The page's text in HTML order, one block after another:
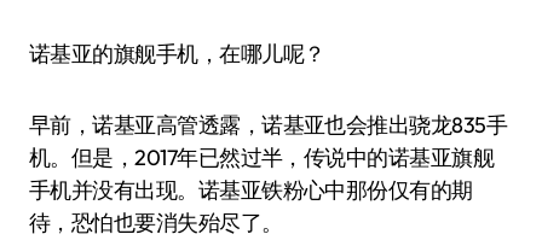
诺基亚的旗舰手机，在哪儿呢？
早前，诺基亚高管透露，诺基亚也会推出骁龙835手
机。但是，2017年已然过半，传说中的诺基亚旗舰
手机并没有出现。诺基亚铁粉心中那份仅有的期
待，恐怕也要消失殆尽了。